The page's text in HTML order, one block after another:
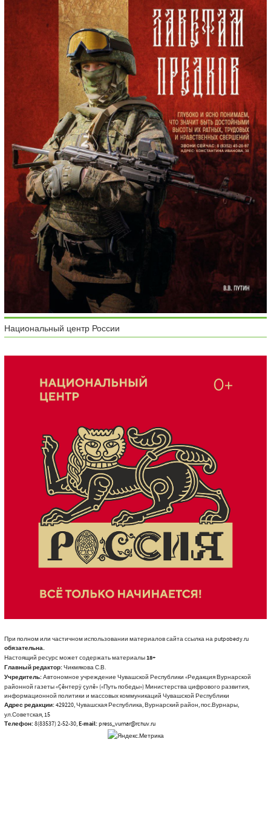
Национальный центр России
При полном или частичном использовании материалов сайта ссылка на putpobedy.ru
обязательна.
Настоящий ресурс может содержать материалы18+
Главный редактор:Чикмякова С.В.
Учредитель:Автономное учреждение Чувашской Республики «Редакция Вурнарской
районной газеты «Çĕнтерÿ çулĕ» («Путь победы») Министерства цифрового развития,
информационной политики и массовых коммуникаций Чувашской Республики
Адрес редакции:429220, Чувашская Республика, Вурнарский район, пос.Вурнары,
ул.Советская, 15
Телефон:8(83537) 2-52-30,E-mail:press_vurnar@rchuv.ru